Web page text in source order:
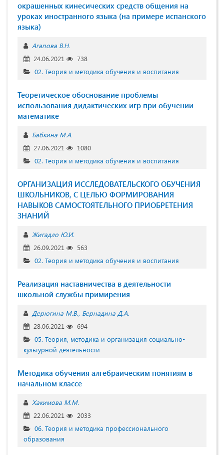
окрашенных кинесических средств общения на
уроках иностранного языка (на примере испанского
языка)
Агапова В.Н.
24.06.2021
738
02. Теория и методика обучения и воспитания
Теоретическое обоснование проблемы
использования дидактических игр при обучении
математике
Бабкина М.А.
27.06.2021
1080
02. Теория и методика обучения и воспитания
ОРГАНИЗАЦИЯ ИССЛЕДОВАТЕЛЬСКОГО ОБУЧЕНИЯ
ШКОЛЬНИКОВ, С ЦЕЛЬЮ ФОРМИРОВАНИЯ
НАВЫКОВ САМОСТОЯТЕЛЬНОГО ПРИОБРЕТЕНИЯ
ЗНАНИЙ
Жигадло Ю.И.
26.09.2021
563
02. Теория и методика обучения и воспитания
Реализация наставничества в деятельности
школьной службы примирения
Дерюгина М.В. Бернадина Д.А.
28.06.2021
694
05. Теория, методика и организация социально-
культурной деятельности
Методика обучения алгебраическим понятиям в
начальном классе
Хакимова М.М.
22.06.2021
2033
06. Теория и методика профессионального
образования